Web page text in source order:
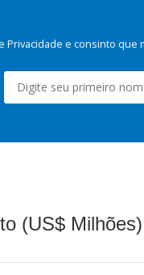
Privacidade e consinto
(US$ Milhões)